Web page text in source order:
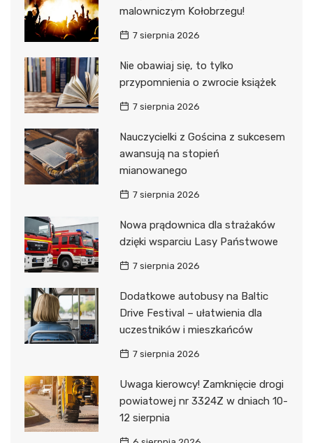
malowniczym Kołobrzegu!
7 sierpnia 2026
Nie obawiaj się, to tylko
przypomnienia o zwrocie książek
7 sierpnia 2026
Nauczycielki z Gościna z sukcesem
awansują na stopień
mianowanego
7 sierpnia 2026
Nowa prądownica dla strażaków
dzięki wsparciu Lasy Państwowe
7 sierpnia 2026
Dodatkowe autobusy na Baltic
Drive Festival – ułatwienia dla
uczestników i mieszkańców
7 sierpnia 2026
Uwaga kierowcy! Zamknięcie drogi
powiatowej nr 3324Z w dniach 10-
12 sierpnia